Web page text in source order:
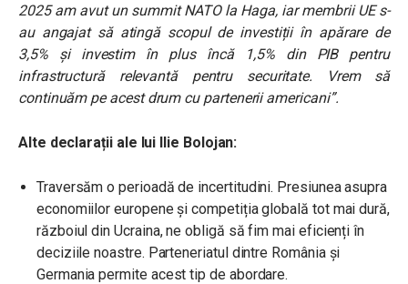
2025 am avut un summit NATO la Haga, iar membrii UE s-
au angajat să atingă scopul de investiții în apărare de
3,5% și investim în plus încă 1,5% din PIB pentru
infrastructură relevantă pentru securitate. Vrem să
continuăm pe acest drum cu partenerii americani”.
Alte declarații ale lui Ilie Bolojan:
Traversăm o perioadă de incertitudini. Presiunea asupra
economiilor europene și competiția globală tot mai dură,
războiul din Ucraina, ne obligă să fim mai eficienți în
deciziile noastre. Parteneriatul dintre România și
Germania permite acest tip de abordare.